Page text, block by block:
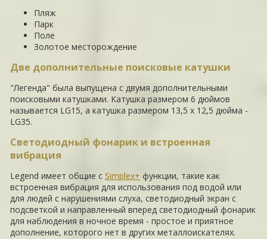
Пляж
Парк
Поле
Золотое месторождение
Две дополнительные поисковые катушки
"Легенда" была выпущена с двумя дополнительными
поисковыми катушками. Катушка размером 6 дюймов
называется LG15, а катушка размером 13,5 x 12,5 дюйма -
LG35.
Светодиодный фонарик и встроенная
вибрация
Legend имеет общие сSimplex+ функции, такие как
встроенная вибрация для использования под водой или
для людей с нарушениями слуха, светодиодный экран с
подсветкой и направленный вперед светодиодный фонарик
для наблюдения в ночное время - простое и приятное
дополнение, которого нет в других металлоискателях.